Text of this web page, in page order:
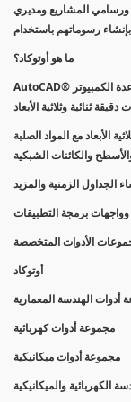
ورسامي المشاريع ومديري
ما هو أوتوكاد؟
AutoCAD® هو برنامج تصميم بمساعدة الكمبيوتر (CAD) يعتمد عليه المهندسون
الأبعاد مع المواد الصلبة
والكائنات الشبكية
الجداول الزمنية والمزيد
برمجة التطبيقات
الأدوات المتخصصة
أوتوكاد
أدوات الهندسة المعمارية
مجموعة أدوات كهربائية
مجموعة أدوات ميكانيكية
الكهربائية والميكانيكية